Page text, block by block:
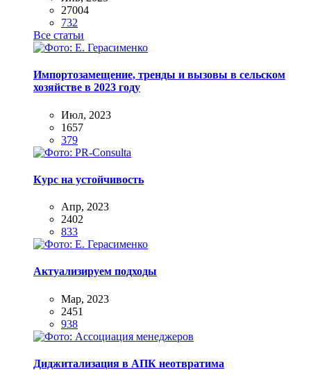
27004
732
Все статьи
Импортозамещение, тренды и вызовы в сельском
хозяйстве в 2023 году
Июл, 2023
1657
379
Курс на устойчивость
Апр, 2023
2402
833
Актуализируем подходы
Мар, 2023
2451
938
Диджитализация в АПК неотвратима